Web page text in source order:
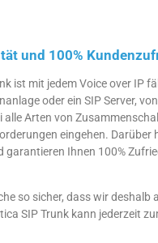
und 100%
ist mit jedem Voice over IP
oder ein SIP Server,
alle Arten von
eingehen.
Ihnen 100%
so sicher, dass wir
SIP Trunk kann jederzeit